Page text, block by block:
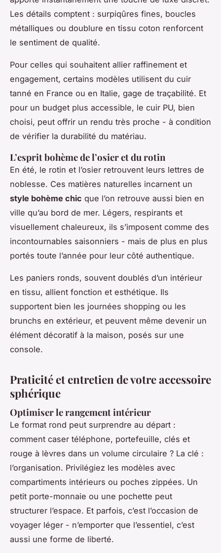
Les détails comptent : surpiqûres fines, boucles
métalliques ou doublure en tissu coton renforcent
le sentiment de qualité.
Pour celles qui souhaitent allier raffinement et
engagement, certains modèles utilisent du cuir
tanné en France ou en Italie, gage de traçabilité. Et
pour un budget plus accessible, le cuir PU, bien
choisi, peut offrir un rendu très proche - à condition
de vérifier la durabilité du matériau.
L’esprit bohème de l’osier et du rotin
En été, le rotin et l’osier retrouvent leurs lettres de
noblesse. Ces matières naturelles incarnent un
style bohème chic que l’on retrouve aussi bien en
ville qu’au bord de mer. Légers, respirants et
visuellement chaleureux, ils s’imposent comme des
incontournables saisonniers - mais de plus en plus
portés toute l’année pour leur côté authentique.
Les paniers ronds, souvent doublés d’un intérieur
en tissu, allient fonction et esthétique. Ils
supportent bien les journées shopping ou les
brunchs en extérieur, et peuvent même devenir un
élément décoratif à la maison, posés sur une
console.
Praticité et entretien de votre accessoire
sphérique
Optimiser le rangement intérieur
Le format rond peut surprendre au départ :
comment caser téléphone, portefeuille, clés et
rouge à lèvres dans un volume circulaire ? La clé :
l’organisation. Privilégiez les modèles avec
compartiments intérieurs ou poches zippées. Un
petit porte-monnaie ou une pochette peut
structurer l’espace. Et parfois, c’est l’occasion de
voyager léger - n’emporter que l’essentiel, c’est
aussi une forme de liberté.